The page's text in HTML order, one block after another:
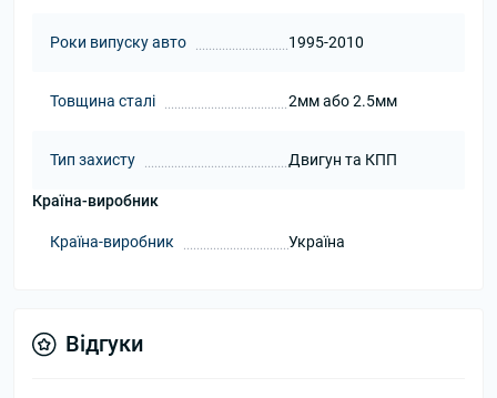
Роки випуску авто 1995-2010
Товщина сталі 2мм або 2.5мм
Тип захисту Двигун та КПП
Країна-виробник
Країна-виробник Україна
Відгуки